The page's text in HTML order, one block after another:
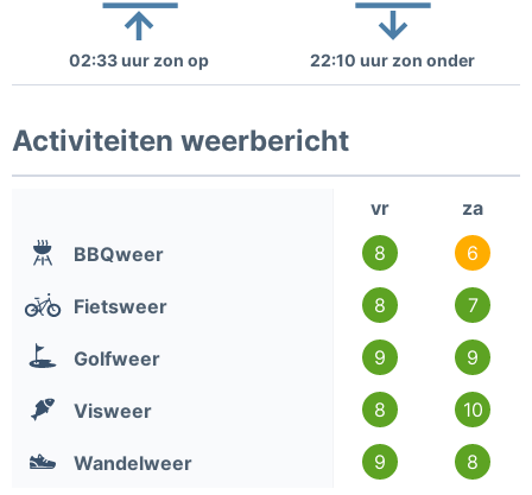
02:33 uur zon op 22:10 uur zon onder
Activiteiten weerbericht
vr
za
BBQweer
8 6
Fietsweer 8 7
Golfweer 9 9
Visweer 8 10
Wandelweer 9 8